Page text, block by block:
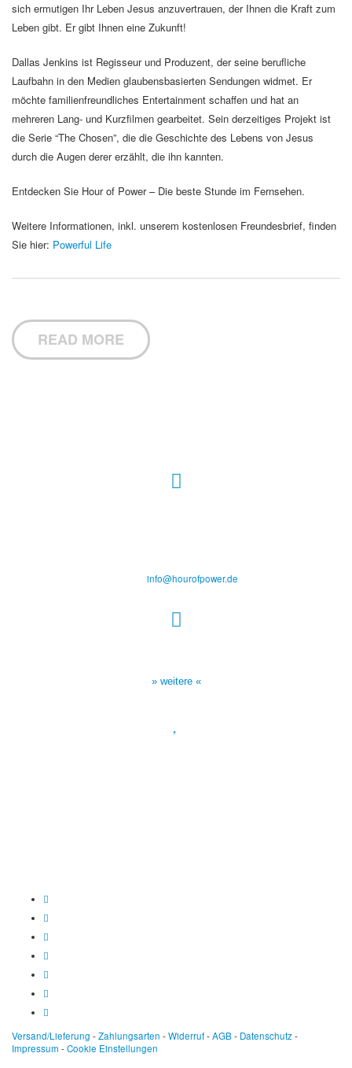
sich ermutigen Ihr Leben Jesus anzuvertrauen, der Ihnen die Kraft zum
Leben gibt. Er gibt Ihnen eine Zukunft!
Dallas Jenkins ist Regisseur und Produzent, der seine berufliche
Laufbahn in den Medien glaubensbasierten Sendungen widmet. Er
möchte familienfreundliches Entertainment schaffen und hat an
mehreren Lang- und Kurzfilmen gearbeitet. Sein derzeitiges Projekt ist
die Serie “The Chosen”, die die Geschichte des Lebens von Jesus
durch die Augen derer erzählt, die ihn kannten.
Entdecken Sie Hour of Power – Die beste Stunde im Fernsehen.
Weitere Informationen, inkl. unserem kostenlosen Freundesbrief, finden
Sie hier: Powerful Life
READ MORE
info@hourofpower.de
» weitere «
Versand/Lieferung -Zahlungsarten -Widerruf-AGB- Datenschutz-
Impressum -Cookie Einstellungen